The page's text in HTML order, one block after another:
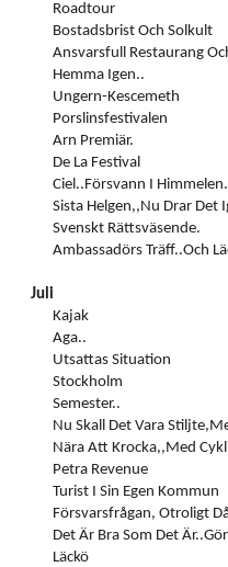
Roadtour
Bostadsbrist Och Solkult
Ansvarsfull Restaurang
Hemma Igen..
Ungern-Kescemeth
Porslinsfestivalen
Arn Premiär.
De La Festival
Ciel..försvann I
Sista Helgen,,nu Drar Det
Svenskt Rättsväsende.
Ambassadörs Träff..och
Juli
Kajak
Aga..
Utsattas Situation
Stockholm
Semester..
Nu Skall Det Vara
Nära Att Krocka,,med
Petra Revenue
Turist I Sin Egen Kommun
Försvarsfrågan, Otroligt
Det Är Bra Som Det
Läckö